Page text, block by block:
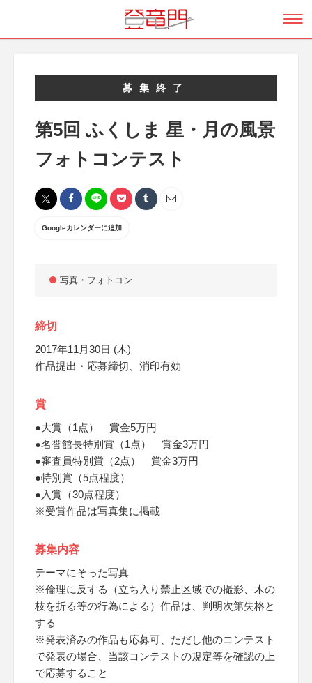
募集終了
第5回 ふくしま 星・月の風景
フォトコンテスト
Googleカレンダーに追加
写真・フォトコン
締切
2017年11月30日 (木)
作品提出・応募締切、消印有効
賞
●大賞（1点） 賞金5万円
●名誉館長特別賞（1点） 賞金3万円
●審査員特別賞（2点） 賞金3万円
●特別賞（5点程度）
●入賞（30点程度）
※受賞作品は写真集に掲載
募集内容
テーマにそった写真
※倫理に反する（立ち入り禁止区域での撮影、木の
枝を折る等の行為による）作品は、判明次第失格と
する
※発表済みの作品も応募可、ただし他のコンテスト
で発表の場合、当該コンテストの規定等を確認の上
で応募すること